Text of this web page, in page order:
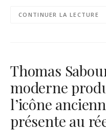
CONTINUER LA LECTURE
Thomas
moderne
l’icône
présente au